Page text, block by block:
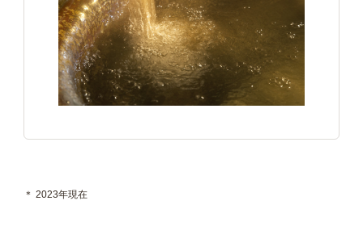
＊ 2023年現在